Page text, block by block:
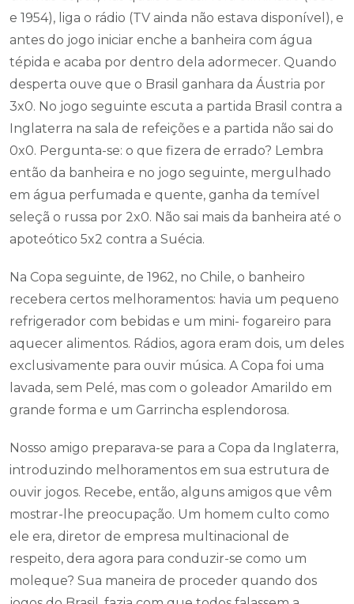
e 1954), liga o rádio (TV ainda não estava disponível), e
antes do jogo iniciar enche a banheira com água
tépida e acaba por dentro dela adormecer. Quando
desperta ouve que o Brasil ganhara da Áustria por
3x0. No jogo seguinte escuta a partida Brasil contra a
Inglaterra na sala de refeições e a partida não sai do
0x0. Pergunta-se: o que fizera de errado? Lembra
então da banheira e no jogo seguinte, mergulhado
em água perfumada e quente, ganha da temível
seleçã o russa por 2x0. Não sai mais da banheira até o
apoteótico 5x2 contra a Suécia.
Na Copa seguinte, de 1962, no Chile, o banheiro
recebera certos melhoramentos: havia um pequeno
refrigerador com bebidas e um mini- fogareiro para
aquecer alimentos. Rádios, agora eram dois, um deles
exclusivamente para ouvir música. A Copa foi uma
lavada, sem Pelé, mas com o goleador Amarildo em
grande forma e um Garrincha esplendorosa.
Nosso amigo preparava-se para a Copa da Inglaterra,
introduzindo melhoramentos em sua estrutura de
ouvir jogos. Recebe, então, alguns amigos que vêm
mostrar-lhe preocupação. Um homem culto como
ele era, diretor de empresa multinacional de
respeito, dera agora para conduzir-se como um
moleque? Sua maneira de proceder quando dos